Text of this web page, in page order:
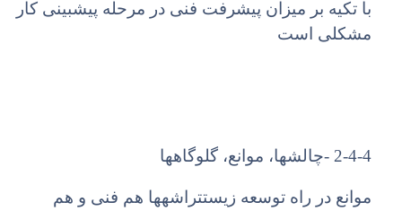
با تکیه بر میزان پیشرفت فنی در مرحله پیشبینی کار
مشکلی است
2-4-4 -چالشها، موانع، گلوگاهها
موانع در راه توسعه زیستتراشهها هم فنی و هم